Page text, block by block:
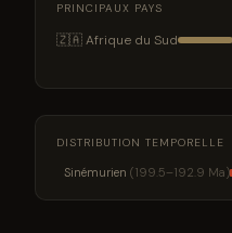
PRINCIPAUX PAYS
🇿🇦 Afrique du Sud
DISTRIBUTION TEMPORELLE
Sinémurien (199.5–192.9 Ma)